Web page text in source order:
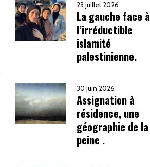
23 juillet 2026
La gauche face à
l’irréductible
islamité
palestinienne.
30 juin 2026
Assignation à
résidence, une
géographie de la
peine .